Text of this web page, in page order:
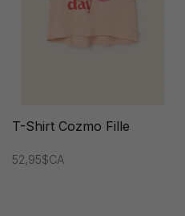
T-Shirt Cozmo Fille
52,95$CA